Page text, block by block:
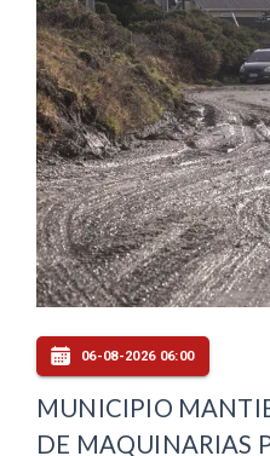
06-08-2026 06:00
MUNICIPIO
DE MAQUINARIAS